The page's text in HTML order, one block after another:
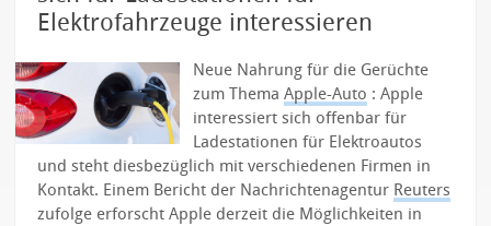
Elektrofahrzeuge interessieren
Neue Nahrung für die Gerüchte
zum ThemaApple-Auto : Apple
interessiert sich offenbar für
Ladestationen für Elektroautos
und steht diesbezüglich mit verschiedenen Firmen in
Kontakt. Einem Bericht der Nachrichtenagentur Reuters
zufolge erforscht Apple derzeit die Möglichkeiten in